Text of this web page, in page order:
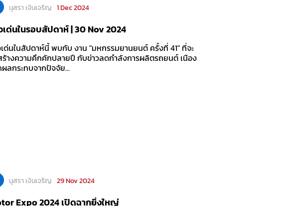
นุสรา เงินเจริญ 1 Dec 2024
เด่นในรอบสัปดาห์ | 30 Nov 2024
เด่นในสัปดาห์นี้ พบกับ งาน "มหกรรมยานยนต์ ครั้งที่ 41" ที่จะ
ร้างความคึกคักปลายปี กับข่าวลดกำลังการผลิตรถยนต์ เนือง
ลกระทบจากปัจจัย...
นุสรา เงินเจริญ 29 Nov 2024
Expo 2024 เปิดฉากยิ่งใหญ่